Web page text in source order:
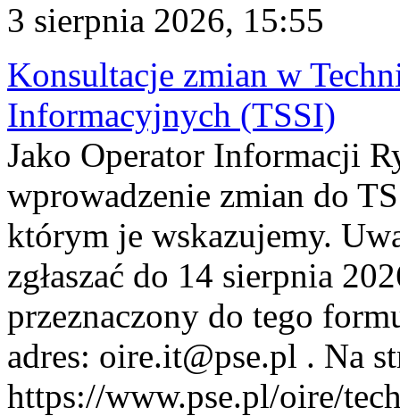
3 sierpnia 2026, 15:55
Konsultacje zmian w
Informacyjnych (TSSI)
Jako Operator Informacji
wprowadzenie zmian do
którym je wskazujemy.
zgłaszać do 14 sierpnia
przeznaczony do tego
adres: oire.it@pse.pl . Na
https://www.pse.pl/oire/